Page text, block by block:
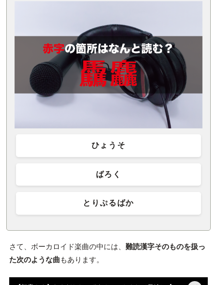
ひょうそ
ばろく
とりぷるばか
さて、ボーカロイド楽曲の中には、 難読漢字そのものを扱っ
た次のような曲 もあります。